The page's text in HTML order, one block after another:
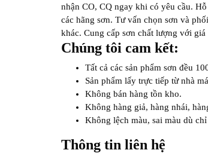
nhận CO, CQ ngay khi có yêu cầu.
các hãng sơn. Tư vấn chọn sơn và
khác. Cung cấp sơn chất lượng với
Chúng tôi cam kết:
Tất cả các sản phẩm sơn đều
Sản phẩm lấy trực tiếp từ nhà
Không bán hàng tồn kho.
Không hàng giả, hàng nhái,
Không lệch màu, sai màu dù
Thông tin liên hệ